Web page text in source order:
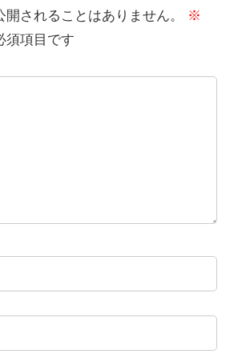
されることはありません。
※
須項目です